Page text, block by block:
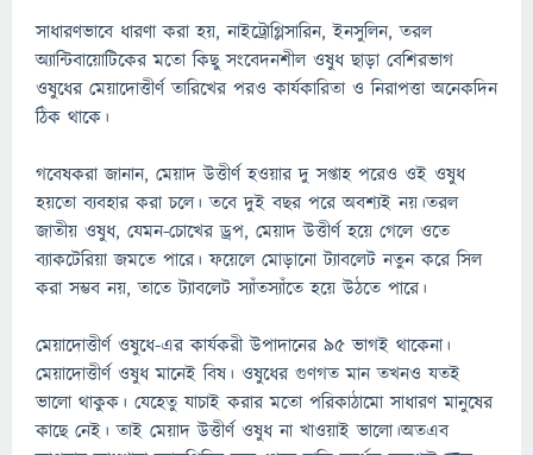
সাধারণভাবে ধারণা করা হয়, নাইট্রোগ্লিসারিন, ইনসুলিন, তরল
অ্যান্টিবায়োটিকের মতো কিছু সংবেদনশীল ওষুধ ছাড়া বেশিরভাগ
ওষুধের মেয়াদোত্তীর্ণ তারিখের পরও কার্যকারিতা ও নিরাপত্তা অনেকদিন
ঠিক থাকে।
গবেষকরা জানান, মেয়াদ উত্তীর্ণ হওয়ার দু সপ্তাহ পরেও ওই ওষুধ
হয়তো ব্যবহার করা চলে। তবে দুই বছর পরে অবশ্যই নয়।তরল
জাতীয় ওষুধ, যেমন-চোখের ড্রপ, মেয়াদ উত্তীর্ণ হয়ে গেলে ওতে
ব্যাকটেরিয়া জমতে পারে। ফয়েলে মোড়ানো ট্যাবলেট নতুন করে সিল
করা সম্ভব নয়, তাতে ট্যাবলেট স্যাঁতস্যাঁতে হয়ে উঠতে পারে।
মেয়াদোত্তীর্ণ ওষুধে-এর কার্যকরী উপাদানের ৯৫ ভাগই থাকেনা।
মেয়াদোত্তীর্ণ ওষুধ মানেই বিষ। ওষুধের গুণগত মান তখনও যতই
ভালো থাকুক। যেহেতু যাচাই করার মতো পরিকাঠামো সাধারণ মানুষের
কাছে নেই। তাই মেয়াদ উত্তীর্ণ ওষুধ না খাওয়াই ভালো।অতএব